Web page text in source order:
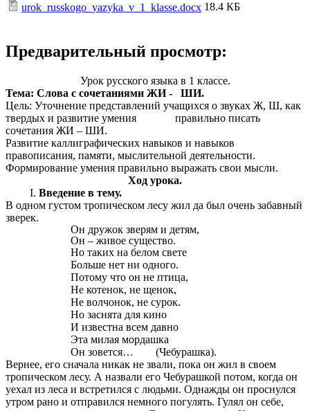
urok_russkogo_yazyka_v_1_klasse.docx 18.4 КБ
Предварительный просмотр:
Урок русского языка в 1 классе.
Тема: Слова с сочетаниями ЖИ - ШИ.
Цель: Уточнение представлений учащихся о звуках Ж, Ш, как
твердых и развитие умения правильно писать
сочетания ЖИ – ШИ.
Развитие каллиграфических навыков и навыков
правописания, памяти, мыслительной деятельности.
Формирование умения правильно выражать свои мысли.
Ход урока.
Введение в тему.
В одном густом тропическом лесу жил да был очень забавный
зверек.
Он дружок зверям и детям,
Он – живое существо.
Но таких на белом свете
Больше нет ни одного.
Потому что он не птица,
Не котенок, не щенок,
Не волчонок, не сурок.
Но заснята для кино
И известна всем давно
Эта милая мордашка
Он зовется… (Чебурашка).
Вернее, его сначала никак не звали, пока он жил в своем
тропическом лесу. А назвали его Чебурашкой потом, когда он
уехал из леса и встретился с людьми. Однажды он проснулся
утром рано и отправился немного погулять. Гулял он себе,